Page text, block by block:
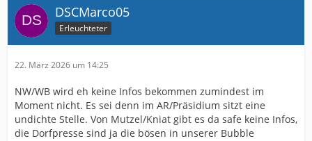
DSCMarco05
Erleuchteter
22. März 2026 um 14:25
NW/WB wird eh keine Infos bekommen zumindest im
Moment nicht. Es sei denn im AR/Präsidium sitzt eine
undichte Stelle. Von Mutzel/Kniat gibt es da safe keine Infos,
die Dorfpresse sind ja die bösen in unserer Bubble